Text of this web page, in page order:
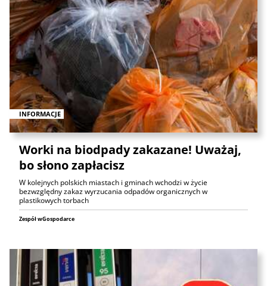
INFORMACJE
Worki na biodpady zakazane! Uważaj,
bo słono zapłacisz
W kolejnych polskich miastach i gminach wchodzi w życie
bezwzględny zakaz wyrzucania odpadów organicznych w
plastikowych torbach
Zespół wGospodarce